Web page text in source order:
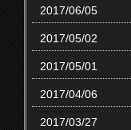
2017/06/05
2017/05/02
2017/05/01
2017/04/06
2017/03/27